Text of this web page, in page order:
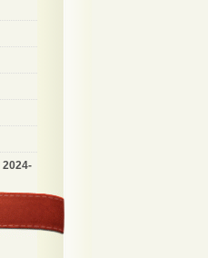
2024-